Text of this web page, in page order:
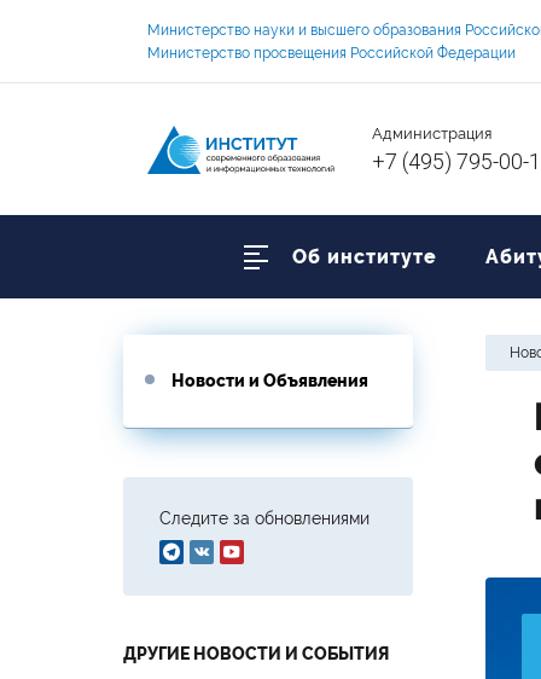
Министерство науки и высшего образования
Министерство просвещения Российской Федерации
Администрация
+7 (495) 795-00-
Об институте
Новости и Объявления
Следите за обновлениями
  
ДРУГИЕ НОВОСТИ И СОБЫТИЯ